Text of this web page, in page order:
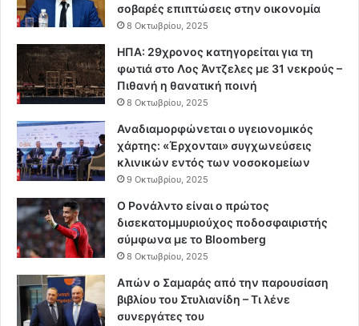
σοβαρές επιπτώσεις στην οικονομία
8 Οκτωβρίου, 2025
ΗΠΑ: 29χρονος κατηγορείται για τη
φωτιά στο Λος Άντζελες με 31 νεκρούς –
Πιθανή η θανατική ποινή
8 Οκτωβρίου, 2025
Αναδιαμορφώνεται ο υγειονομικός
χάρτης: «Έρχονται» συγχωνεύσεις
κλινικών εντός των νοσοκομείων
9 Οκτωβρίου, 2025
Ο Ρονάλντο είναι ο πρώτος
δισεκατομμυριούχος ποδοσφαιριστής
σύμφωνα με το Bloomberg
8 Οκτωβρίου, 2025
Απών ο Σαμαράς από την παρουσίαση
βιβλίου του Στυλιανίδη – Τι λένε
συνεργάτες του